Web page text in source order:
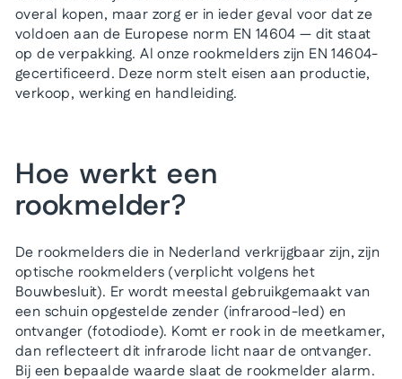
overal kopen, maar zorg er in ieder geval voor dat ze
voldoen aan de Europese norm EN 14604 — dit staat
op de verpakking. Al onze rookmelders zijn EN 14604-
gecertificeerd. Deze norm stelt eisen aan productie,
verkoop, werking en handleiding.
Hoe werkt een
rookmelder?
De rookmelders die in Nederland verkrijgbaar zijn, zijn
optische rookmelders (verplicht volgens het
Bouwbesluit). Er wordt meestal gebruikgemaakt van
een schuin opgestelde zender (infrarood-led) en
ontvanger (fotodiode). Komt er rook in de meetkamer,
dan reflecteert dit infrarode licht naar de ontvanger.
Bij een bepaalde waarde slaat de rookmelder alarm.